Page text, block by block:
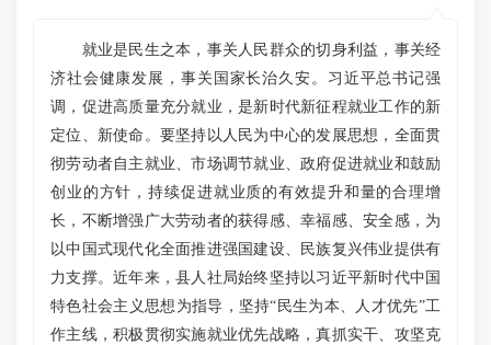
就业是民生之本，事关人民群众的切身利益，事关经
济社会健康发展，事关国家长治久安。习近平总书记强
调，促进高质量充分就业，是新时代新征程就业工作的新
定位、新使命。要坚持以人民为中心的发展思想，全面贯
彻劳动者自主就业、市场调节就业、政府促进就业和鼓励
创业的方针，持续促进就业质的有效提升和量的合理增
长，不断增强广大劳动者的获得感、幸福感、安全感，为
以中国式现代化全面推进强国建设、民族复兴伟业提供有
力支撑。近年来，县人社局始终坚持以习近平新时代中国
特色社会主义思想为指导，坚持“民生为本、人才优先”工
作主线，积极贯彻实施就业优先战略，真抓实干、攻坚克